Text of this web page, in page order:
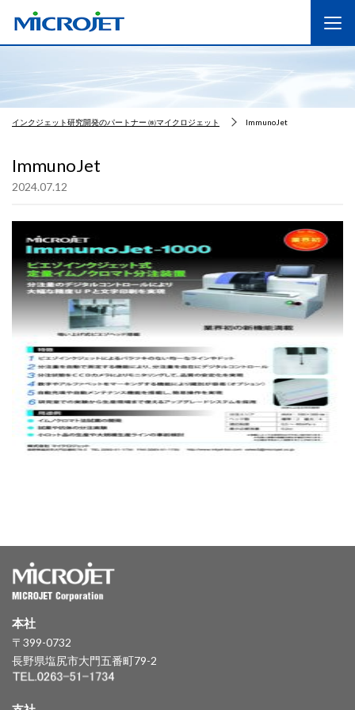
インクジェット研究開発のパートナー ㈱マイクロジェット ImmunoJet
ImmunoJet
2024.07.12
本社
〒399-0732
長野県塩尻市大門五番町79-2